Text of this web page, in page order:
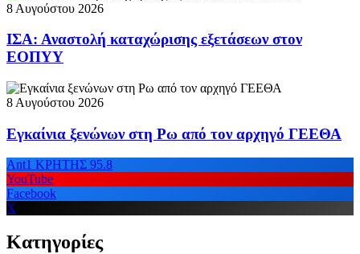
8 Αυγούστου 2026
ΙΣΑ: Αναστολή καταχώρισης εξετάσεων στον
ΕΟΠΥΥ
8 Αυγούστου 2026
Εγκαίνια ξενώνων στη Ρω από τον αρχηγό ΓΕΕΘΑ
Ant1 ΚΡΗΤΗΣ 95.8
YouTube
Facebook
X
Κατηγορίες